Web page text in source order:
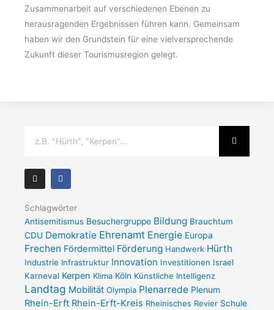
Zusammenarbeit auf verschiedenen Ebenen zu
herausragenden Ergebnissen führen kann. Gemeinsam
haben wir den Grundstein für eine vielversprechende
Zukunft dieser Tourismusregion gelegt.
I
n
s
a
r
a
m
F
a
c
b
o
k
-
f
Schlagwörter
Antisemitismus Besuchergruppe Bildung Brauchtum
CDU Demokratie Ehrenamt Energie Europa
Frechen Fördermittel Förderung Handwerk Hürth
Industrie Infrastruktur Innovation Investitionen Israel
Karneval Kerpen Klima Köln Künstliche Intelligenz
Landtag Mobilität Olympia Plenarrede Plenum
Rhein-Erft Rhein-Erft-Kreis Rheinisches Revier Schule